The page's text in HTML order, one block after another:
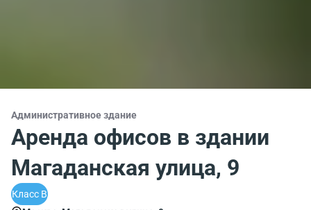
Административное здание
Аренда офисов в здании
Магаданская улица, 9
Класс B